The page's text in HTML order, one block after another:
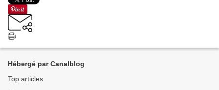
Hébergé par Canalblog
Top articles